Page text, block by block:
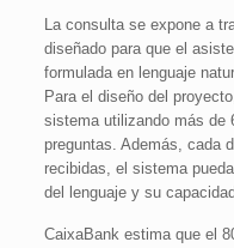
La consulta se expone a
diseñado para que el
formulada en lenguaje
Para el diseño del
sistema utilizando más de
preguntas. Además, cada
recibidas, el sistema
del lenguaje y su
CaixaBank estima que el